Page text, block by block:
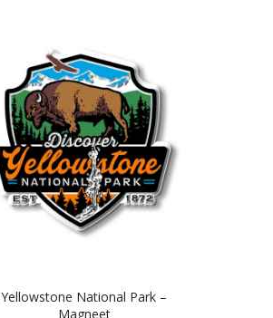
Yellowstone National Park –
Magneet